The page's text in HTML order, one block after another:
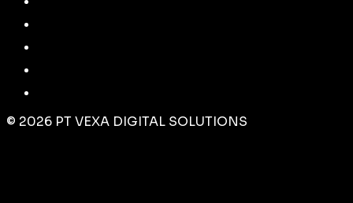
© 2026 PT VEXA DIGITAL SOLUTIONS